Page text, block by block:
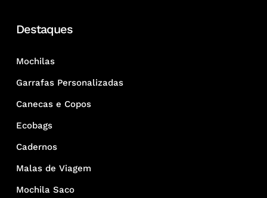
Destaques
Mochilas
Garrafas Personalizadas
Canecas e Copos
Ecobags
Cadernos
Malas de Viagem
Mochila Saco